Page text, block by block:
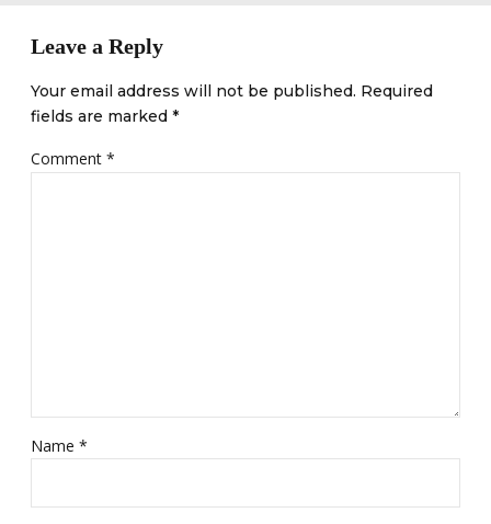
Leave a Reply
Your email address will not be published. Required
fields are marked *
Comment *
Name *